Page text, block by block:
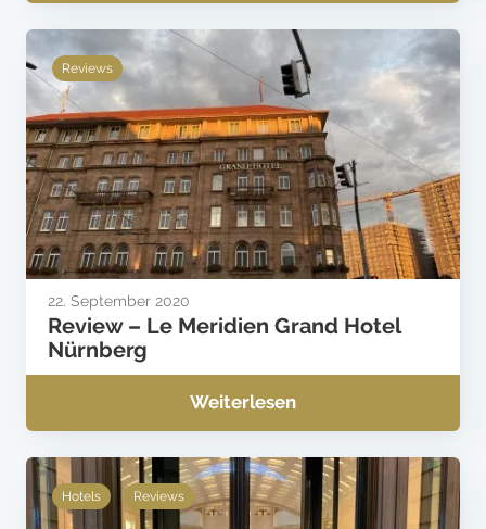
Reviews
22. September 2020
Review – Le Meridien Grand Hotel
Nürnberg
Weiterlesen
Hotels Reviews